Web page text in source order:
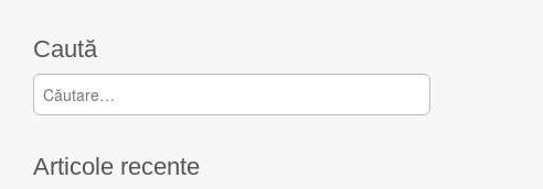
Caută
Caută după:
Articole recente